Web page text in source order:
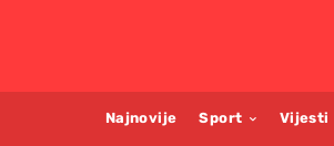
Najnovije Sport Vijesti